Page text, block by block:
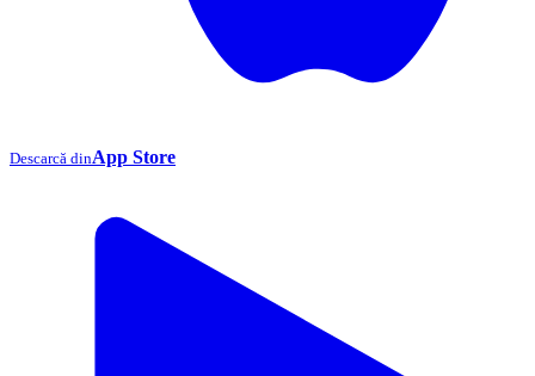
Descarcă dinApp Store